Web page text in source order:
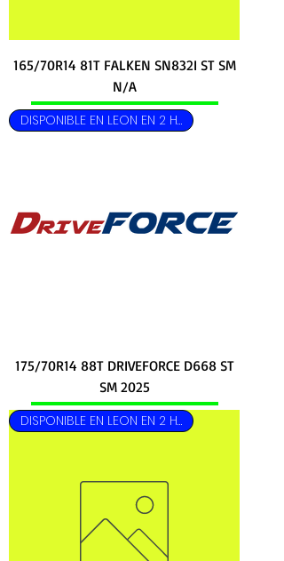
165/70R14 81T FALKEN SN832I ST SM
N/A
DISPONIBLE EN LEON EN 2 HRS
175/70R14 88T DRIVEFORCE D668 ST
SM 2025
DISPONIBLE EN LEON EN 2 HRS